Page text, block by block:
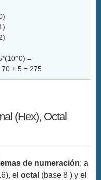
=
70 + 5 = 275
(Hex), Octal
de numeración; a
eloctal (base 8 ) y el